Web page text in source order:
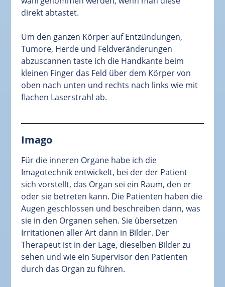
direkt abtastet.
Um den ganzen Körper auf Entzündungen,
Tumore, Herde und Feldveränderungen
abzuscannen taste ich die Handkante beim
kleinen Finger das Feld über dem Körper von
oben nach unten und rechts nach links wie mit
flachen Laserstrahl ab.
Imago
Für die inneren Organe habe ich die
Imagotechnik entwickelt, bei der der Patient
sich vorstellt, das Organ sei ein Raum, den er
oder sie betreten kann. Die Patienten haben die
Augen geschlossen und beschreiben dann, was
sie in den Organen sehen. Sie übersetzen
Irritationen aller Art dann in Bilder. Der
Therapeut ist in der Lage, dieselben Bilder zu
sehen und wie ein Supervisor den Patienten
durch das Organ zu führen.